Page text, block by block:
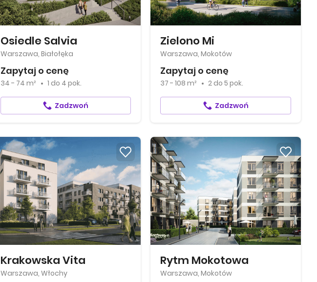
Osiedle Salvia
Warszawa, Białołęka
Zapytaj o cenę
34 - 74 m² 1 do 4 pok.
Zadzwoń
Zielono Mi
Warszawa, Mokotów
Zapytaj o cenę
37 - 108 m² 2 do5 pok.
Zadzwoń
Krakowska Vita
Warszawa, Włochy
Rytm Mokotowa
Warszawa, Mokotów